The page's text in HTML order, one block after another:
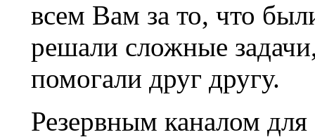
всем Вам за то, что
решали сложные
помогали друг другу.
Резервным каналом